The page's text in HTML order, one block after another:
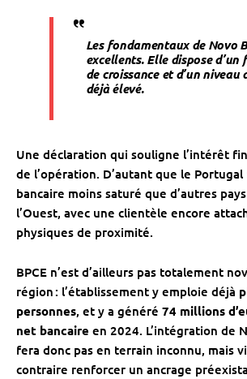
Les fondamentaux de Novo
excellents. Elle dispose
de croissance et d’un
déjà élevé.
Une déclaration qui souligne l’intérêt
de l’opération. D’autant que le
bancaire moins saturé que d’autres
l’Ouest, avec une clientèle encore
physiques de proximité.
BPCE n’est d’ailleurs pas totalement
région : l’établissement y emploie déjà
personnes, et y a généré 74 millions
net bancaire en 2024. L’intégration de
fera donc pas en terrain inconnu, mais
contraire renforcer un ancrage